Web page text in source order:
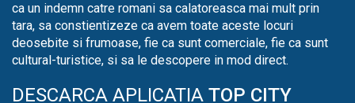
ca un indemn catre romani sa calatoreasca mai mult prin
tara, sa constientizeze ca avem toate aceste locuri
deosebite si frumoase, fie ca sunt comerciale, fie ca sunt
cultural-turistice, si sa le descopere in mod direct.
DESCARCA APLICATIA TOP CITY